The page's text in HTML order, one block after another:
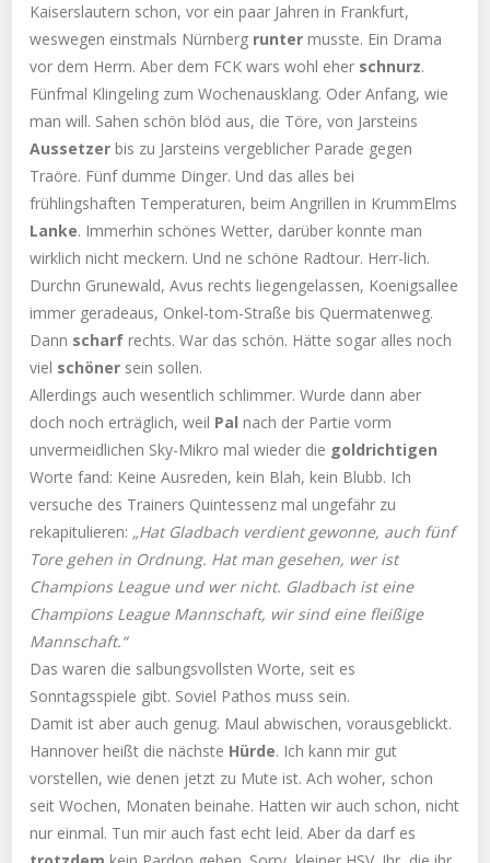
Kaiserslautern schon, vor ein paar Jahren in Frankfurt,
weswegen einstmals Nürnberg runtermusste. Ein Drama
vor dem Herrn. Aber dem FCK wars wohl eher schnurz.
Fünfmal Klingeling zum Wochenausklang. Oder Anfang, wie
man will. Sahen schön blöd aus, die Töre, von Jarsteins
Aussetzerbis zu Jarsteins vergeblicher Parade gegen
Traöre. Fünf dumme Dinger. Und das alles bei
frühlingshaften Temperaturen, beim Angrillen in KrummElms
Lanke. Immerhin schönes Wetter, darüber konnte man
wirklich nicht meckern. Und ne schöne Radtour. Herr-lich.
Durchn Grunewald, Avus rechts liegengelassen, Koenigsallee
immer geradeaus, Onkel-tom-Straße bis Quermatenweg.
Dann scharfrechts. War das schön. Hätte sogar alles noch
viel schöner sein sollen.
Allerdings auch wesentlich schlimmer. Wurde dann aber
doch noch erträglich, weil Palnach der Partie vorm
unvermeidlichen Sky-Mikro mal wieder die goldrichtigen
Worte fand: Keine Ausreden, kein Blah, kein Blubb. Ich
versuche des Trainers Quintessenz mal ungefähr zu
rekapitulieren: „Hat Gladbach verdient gewonne, auch fünf
Tore gehen in Ordnung. Hat man gesehen, wer ist
Champions League und wer nicht. Gladbach ist eine
Champions League Mannschaft, wir sind eine fleißige
Mannschaft.“
Das waren die salbungsvollsten Worte, seit es
Sonntagsspiele gibt. Soviel Pathos muss sein.
Damit ist aber auch genug. Maul abwischen, vorausgeblickt.
Hannover heißt die nächste Hürde. Ich kann mir gut
vorstellen, wie denen jetzt zu Mute ist. Ach woher, schon
seit Wochen, Monaten beinahe. Hatten wir auch schon, nicht
nur einmal. Tun mir auch fast echt leid. Aber da darf es